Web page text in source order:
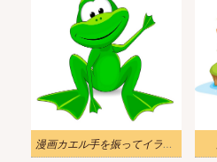
漫画カエル手を振ってイラスト